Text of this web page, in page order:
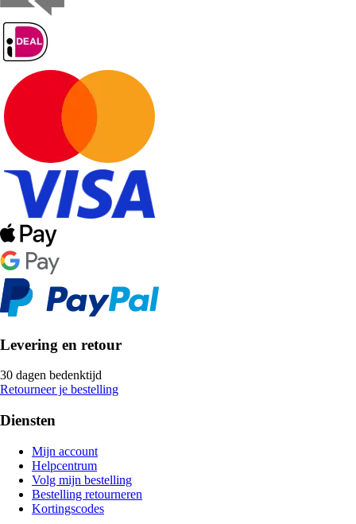
Levering en retour
30 dagen bedenktijd
Retourneer je bestelling
Diensten
Mijn account
Helpcentrum
Volg mijn bestelling
Bestelling retourneren
Kortingscodes